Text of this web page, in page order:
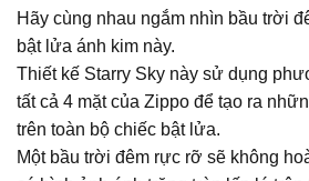
là:
1.490.000 ₫.
tại
Hãy cùng nhau ngắm nhìn bầu trời
bật lửa ánh kim này.
Thiết kế Starry Sky này sử dụng
tất cả 4 mặt của Zippo để tạo ra
trên toàn bộ chiếc bật lửa.
Một bầu trời đêm rực rỡ sẽ không